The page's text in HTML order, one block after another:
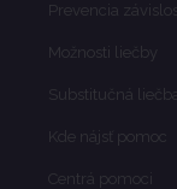
Prevencia
Možnosti liečby
Substitučná
Kde nájsť pomoc
Centrá pomoci